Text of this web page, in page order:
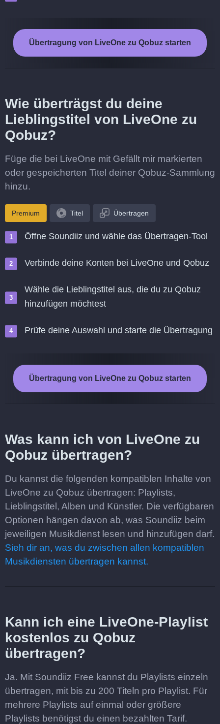
Übertragung von LiveOne zu Qobuz starten
Wie überträgst du deine
Lieblingstitel von LiveOne zu
Qobuz?
Füge die bei LiveOne mit Gefällt mir markierten
oder gespeicherten Titel deiner Qobuz-Sammlung
hinzu.
Premium Titel Übertragen
Öffne Soundiiz und wähle das Übertragen-Tool
Verbinde deine Konten bei LiveOne und Qobuz
Wähle die Lieblingstitel aus, die du zu Qobuz
hinzufügen möchtest
Prüfe deine Auswahl und starte die Übertragung
Übertragung von LiveOne zu Qobuz starten
Was kann ich von LiveOne zu
Qobuz übertragen?
Du kannst die folgenden kompatiblen Inhalte von
LiveOne zu Qobuz übertragen: Playlists,
Lieblingstitel, Alben und Künstler. Die verfügbaren
Optionen hängen davon ab, was Soundiiz beim
jeweiligen Musikdienst lesen und hinzufügen darf.
Sieh dir an, was du zwischen allen kompatiblen
Musikdiensten übertragen kannst.
Kann ich eine LiveOne-Playlist
kostenlos zu Qobuz
übertragen?
Ja. Mit Soundiiz Free kannst du Playlists einzeln
übertragen, mit bis zu 200 Titeln pro Playlist. Für
mehrere Playlists auf einmal oder größere
Playlists benötigst du einen bezahlten Tarif.